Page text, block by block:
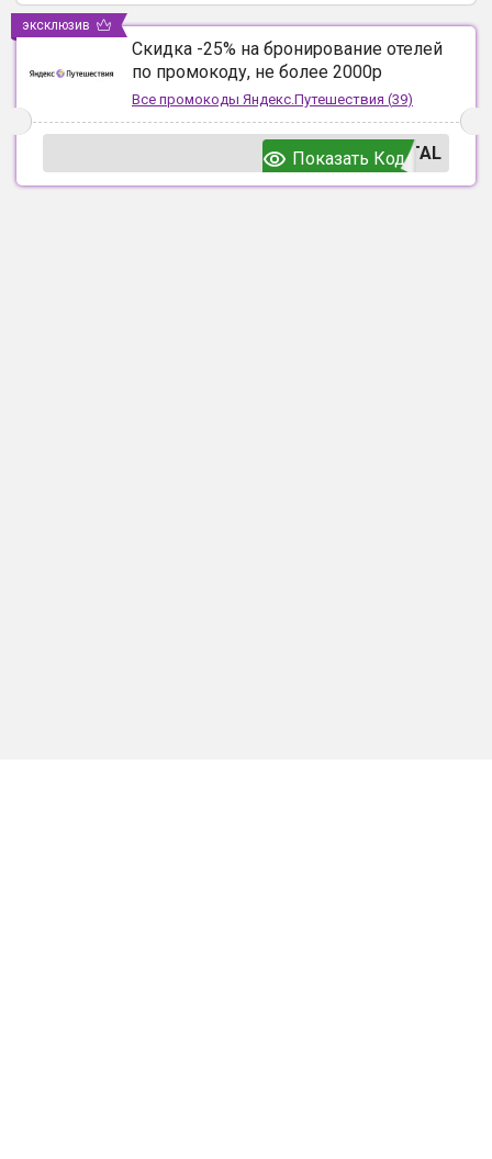
Скидка -25% на бронирование отелей
по промокоду, не более 2000р
Все промокоды Яндекс.Путешествия (39)
TAL
Показать Код
эксклюзив